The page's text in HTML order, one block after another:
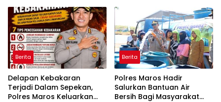
Berita
Delapan Kebakaran
Terjadi Dalam Sepekan,
Polres Maros Keluarkan
Berita
Polres Maros Hadir
Salurkan Bantuan Air
Bersih Bagi Masyarakat